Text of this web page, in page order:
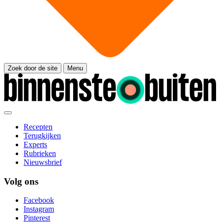
Zoek door de site Menu
Recepten
Terugkijken
Experts
Rubrieken
Nieuwsbrief
Volg ons
Facebook
Instagram
Pinterest